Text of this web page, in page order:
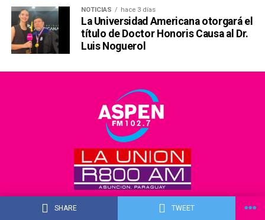
SHARE TWEET
NOTICIAS hace 3 días
La Universidad Americana otorgará el
título de Doctor Honoris Causa al Dr.
Luis Noguerol